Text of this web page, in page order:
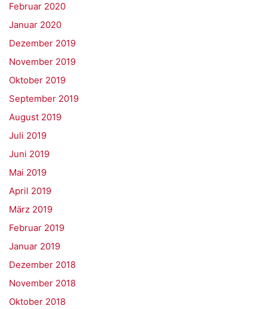
Februar 2020
Januar 2020
Dezember 2019
November 2019
Oktober 2019
September 2019
August 2019
Juli 2019
Juni 2019
Mai 2019
April 2019
März 2019
Februar 2019
Januar 2019
Dezember 2018
November 2018
Oktober 2018